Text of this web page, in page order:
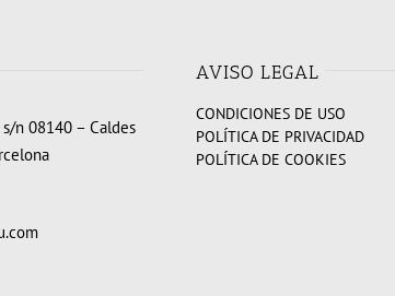
n 08140 – Caldes
AVISO LEGAL
CONDICIONES DE USO
POLÍTICA DE PRIVACIDAD
POLÍTICA DE COOKIES